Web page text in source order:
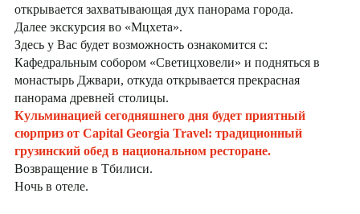
открывается захватывающая дух панорама города.
Далее экскурсия во «Мцхета».
Здесь у Вас будет возможность ознакомится с:
Кафедральным собором «Светицховели» и подняться в
монастырь Джвари, откуда открывается прекрасная
панорама древней столицы.
Кульминацией сегодняшнего дня будет приятный
сюрприз от Capital Georgia Travel: традиционный
грузинский обед в национальном ресторане.
Возвращение в Тбилиси.
Ночь в отеле.